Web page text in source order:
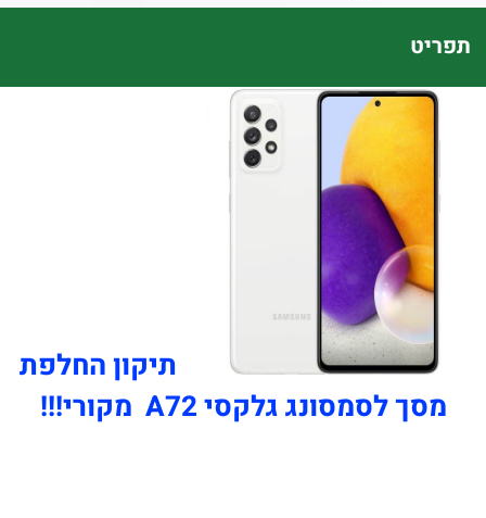
תפריט
תיקון החלפת
מסך לסמסונג גלקסי A72 מקורי!!!